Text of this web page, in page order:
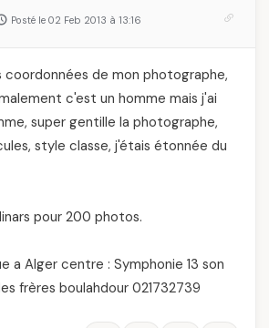
Posté le 02 Feb 2013 à 13:16
coordonnées de mon photographe,
c'est un homme mais j'ai
super gentille la photographe,
style classe, j'étais étonnée du
pour 200 photos.
a Alger centre : Symphonie 13 son
frères boulahdour 021732739